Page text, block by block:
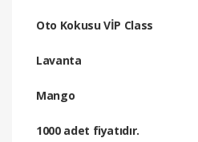
Oto Kokusu VİP Class
Lavanta
Mango
1000 adet fiyatıdır.